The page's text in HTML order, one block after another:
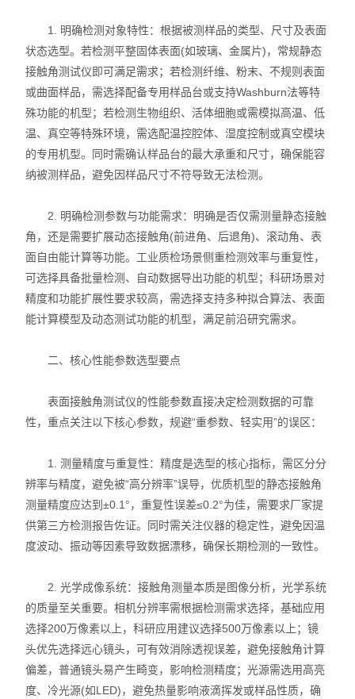
X射线衍射仪（XRD）
激光光散射仪
扫描电镜（SEM）
电化学工作站
分析仪器-光谱
透反射率测量仪
等离子清洗机
代理产品
力学测试仪
表面/界面性能测定仪
1. 明确检测对象特性：根据被测样品的类型、尺寸及表面
状态选型。若检测平整固体表面(如玻璃、金属片)，常规静态
接触角测试仪即可满足需求；若检测纤维、粉末、不规则表面
或曲面样品，需选择配备专用样品台或支持Washburn法等特
殊功能的机型；若检测生物组织、活体细胞或需模拟高温、低
温、真空等特殊环境，需选配温控腔体、湿度控制或真空模块
的专用机型。同时需确认样品台的最大承重和尺寸，确保能容
纳被测样品，避免因样品尺寸不符导致无法检测。
2. 明确检测参数与功能需求：明确是否仅需测量静态接触
角，还是需要扩展动态接触角(前进角、后退角)、滚动角、表
面自由能计算等功能。工业质检场景侧重检测效率与重复性，
可选择具备批量检测、自动数据导出功能的机型；科研场景对
精度和功能扩展性要求较高，需选择支持多种拟合算法、表面
能计算模型及动态测试功能的机型，满足前沿研究需求。
二、核心性能参数选型要点
表面接触角测试仪的性能参数直接决定检测数据的可靠
性，重点关注以下核心参数，规避“重参数、轻实用”的误区：
1. 测量精度与重复性：精度是选型的核心指标，需区分分
辨率与精度，避免被“高分辨率”误导，优质机型的静态接触角
测量精度应达到±0.1°，重复性误差≤0.2°为佳，需要求厂家提
供第三方检测报告佐证。同时需关注仪器的稳定性，避免因温
度波动、振动等因素导致数据漂移，确保长期检测的一致性。
2. 光学成像系统：接触角测量本质是图像分析，光学系统
的质量至关重要。相机分辨率需根据检测需求选择，基础应用
选择200万像素以上，科研应用建议选择500万像素以上；镜
头优先选择远心镜头，可有效消除透视误差，避免接触角计算
偏差，普通镜头易产生畸变，影响检测精度；光源需选用高亮
度、冷光源(如LED)，避免热量影响液滴挥发或样品性质，确